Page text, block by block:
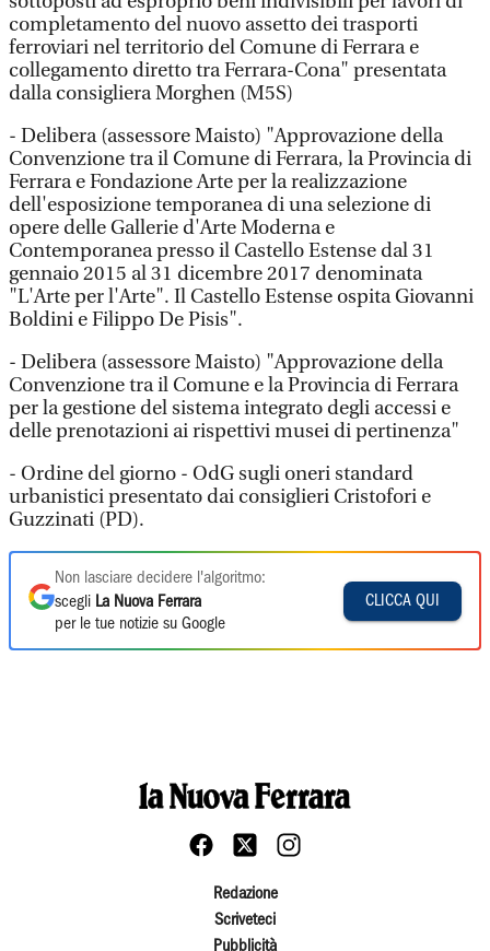
completamento del nuovo assetto dei trasporti
ferroviari nel territorio del Comune di Ferrara e
collegamento diretto tra Ferrara-Cona" presentata
dalla consigliera Morghen (M5S)
- Delibera (assessore Maisto) "Approvazione della
Convenzione tra il Comune di Ferrara, la Provincia di
Ferrara e Fondazione Arte per la realizzazione
dell'esposizione temporanea di una selezione di
opere delle Gallerie d'Arte Moderna e
Contemporanea presso il Castello Estense dal 31
gennaio 2015 al 31 dicembre 2017 denominata
"L'Arte per l'Arte". Il Castello Estense ospita Giovanni
Boldini e Filippo De Pisis".
- Delibera (assessore Maisto) "Approvazione della
Convenzione tra il Comune e la Provincia di Ferrara
per la gestione del sistema integrato degli accessi e
delle prenotazioni ai rispettivi musei di pertinenza"
- Ordine del giorno - OdG sugli oneri standard
urbanistici presentato dai consiglieri Cristofori e
Guzzinati (PD).
Non lasciare decidere l'algoritmo:
scegli La Nuova Ferrara
per le tue notizie su Google
CLICCA QUI
Redazione
Scriveteci
Pubblicità